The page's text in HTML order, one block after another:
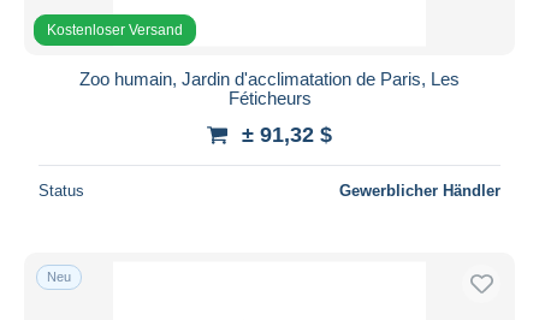
Kostenloser Versand
Zoo humain, Jardin d'acclimatation de Paris, Les
Féticheurs
± 91,32 $
Status Gewerblicher Händler
Neu